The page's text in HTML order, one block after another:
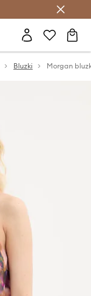
Bluzki Morgan